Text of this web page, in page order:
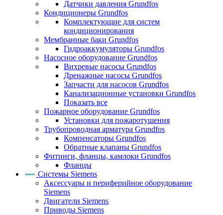
Датчики давления Grundfos
Кондиционеры Grundfos
Комплектующие для систем
кондиционирования
Мембранные баки Grundfos
Гидроаккумуляторы Grundfos
Насосное оборудование Grundfos
Вихревые насосы Grundfos
Дренажные насосы Grundfos
Запчасти для насосов Grundfos
Канализационные установки Grundfos
Показать все
Пожарное оборудование Grundfos
Установки для пожаротушения
Трубопроводная арматура Grundfos
Компенсаторы Grundfos
Обратные клапаны Grundfos
Фитинги, фланцы, камлоки Grundfos
Фланцы
Системы Siemens
Аксессуары и периферийное оборудование
Siemens
Двигатели Siemens
Приводы Siemens